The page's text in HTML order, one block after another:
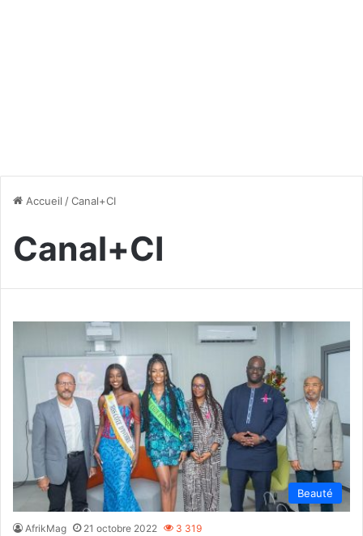
Accueil /Canal+CI
Canal+CI
Beauté
AfrikMag 21 octobre 2022 3 319